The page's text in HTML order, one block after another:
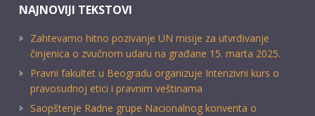
NAJNOVIJI TEKSTOVI
Zahtevamo hitno pozivanje UN misije za utvrđivanje
činjenica o zvučnom udaru na građane 15. marta 2025.
Pravni fakultet u Beogradu organizuje Intenzivni kurs o
pravosudnoj etici i pravnim veštinama
Saopštenje Radne grupe Nacionalnog konventa o